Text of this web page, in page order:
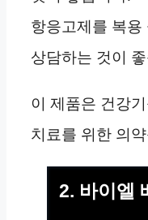
항응고제를 복용
상담하는 것이
이 제품은 건강
치료를 위한 의
2. 바이엘